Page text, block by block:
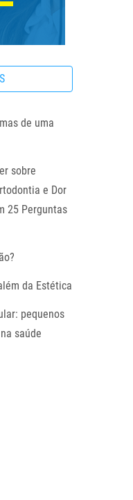
de uma
sobre
e Dor
25 Perguntas
da Estética
pequenos
saúde